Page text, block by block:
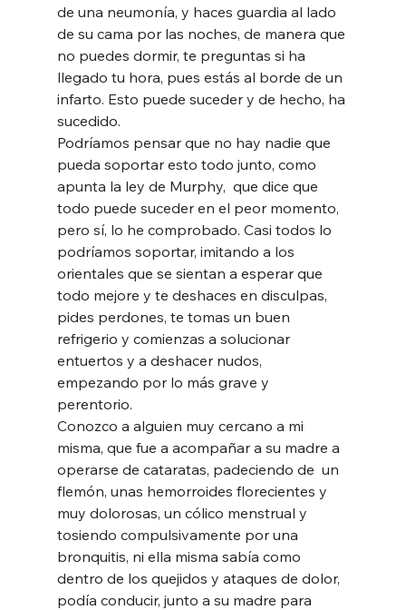
de una neumonía, y haces guardia al lado
de su cama por las noches, de manera que
no puedes dormir, te preguntas si ha
llegado tu hora, pues estás al borde de un
infarto. Esto puede suceder y de hecho, ha
sucedido.
Podríamos pensar que no hay nadie que
pueda soportar esto todo junto, como
apunta la ley de Murphy,  que dice que
todo puede suceder en el peor momento,
pero sí, lo he comprobado. Casi todos lo
podríamos soportar, imitando a los
orientales que se sientan a esperar que
todo mejore y te deshaces en disculpas,
pides perdones, te tomas un buen
refrigerio y comienzas a solucionar
entuertos y a deshacer nudos,
empezando por lo más grave y
perentorio.
Conozco a alguien muy cercano a mi
misma, que fue a acompañar a su madre a
operarse de cataratas, padeciendo de  un
flemón, unas hemorroides florecientes y
muy dolorosas, un cólico menstrual y
tosiendo compulsivamente por una
bronquitis, ni ella misma sabía como
dentro de los quejidos y ataques de dolor,
podía conducir, junto a su madre para